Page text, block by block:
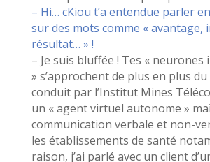
– Hi… cKiou t’a entendue parler
sur des mots comme « avantage,
résultat… » !
– Je suis bluffée ! Tes «
» s’approchent de plus en plus
conduit par l’Institut Mines
un « agent virtuel autonome »
communication verbale et non-
les établissements de santé
raison, j’ai parlé avec un client